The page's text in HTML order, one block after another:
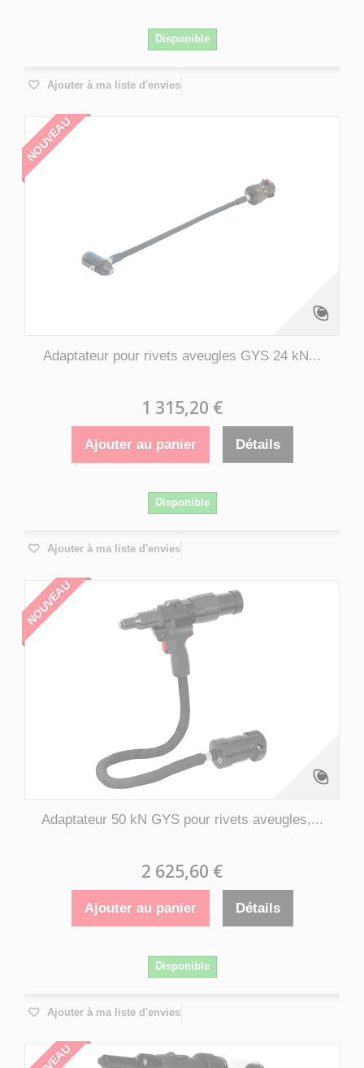
Disponible
Ajouter à ma liste d'envies
NOUVEAU
Adaptateur pour rivets aveugles GYS 24 kN...
1 315,20 €
Ajouter au panier Détails
Disponible
Ajouter à ma liste d'envies
NOUVEAU
Adaptateur 50 kN GYS pour rivets aveugles,...
2 625,60 €
Ajouter au panier Détails
Disponible
Ajouter à ma liste d'envies